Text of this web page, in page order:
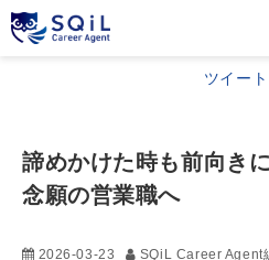
選ばれる
営業職の転職
ツイート
諦めかけた時も前向き
念願の営業職へ
2026-03-23 SQiL Career Agent